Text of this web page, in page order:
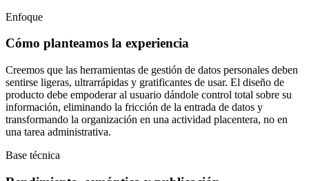
Enfoque
Cómo planteamos la experiencia
Creemos que las herramientas de gestión de datos personales deben
sentirse ligeras, ultrarrápidas y gratificantes de usar. El diseño de
producto debe empoderar al usuario dándole control total sobre su
información, eliminando la fricción de la entrada de datos y
transformando la organización en una actividad placentera, no en
una tarea administrativa.
Base técnica